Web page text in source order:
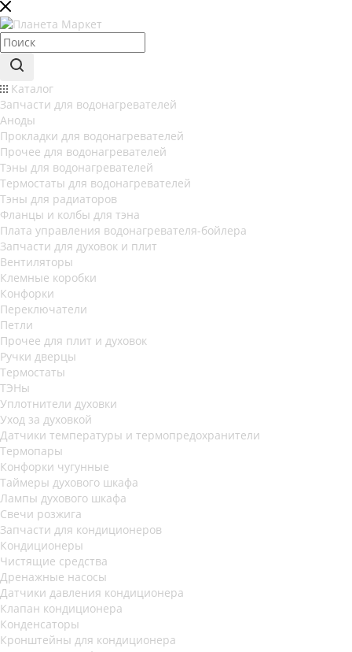
Каталог
Запчасти для водонагревателей
Аноды
Прокладки для водонагревателей
Прочее для водонагревателей
Тэны для водонагревателей
Термостаты для водонагревателей
Тэны для радиаторов
Фланцы и колбы для тэна
Плата управления водонагревателя-бойлера
Запчасти для духовок и плит
Вентиляторы
Клемные коробки
Конфорки
Переключатели
Петли
Прочее для плит и духовок
Ручки дверцы
Термостаты
ТЭНы
Уплотнители духовки
Уход за духовкой
Датчики температуры и термопредохранители
Термопары
Конфорки чугунные
Таймеры духового шкафа
Лампы духового шкафа
Свечи розжига
Запчасти для кондиционеров
Кондиционеры
Чистящие средства
Дренажные насосы
Датчики давления кондиционера
Клапан кондиционера
Конденсаторы
Кронштейны для кондиционера